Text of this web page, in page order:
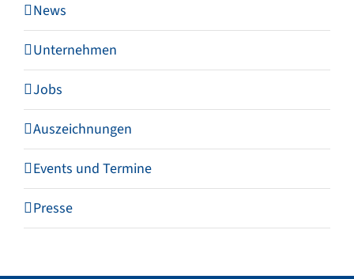
News
Unternehmen
Jobs
Auszeichnungen
Events und Termine
Presse